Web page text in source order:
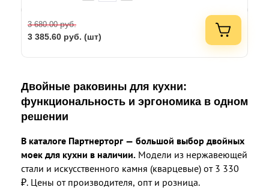
3 680.00руб.
3 385.60 руб. (шт)
Двойные раковины для кухни:
функциональность и эргономика в одном
решении
В каталоге Партнерторг — большой выбор двойных
моек для кухни в наличии. Модели из нержавеющей
стали и искусственного камня (кварцевые) от 3 330
₽. Цены от производителя, опт и розница.